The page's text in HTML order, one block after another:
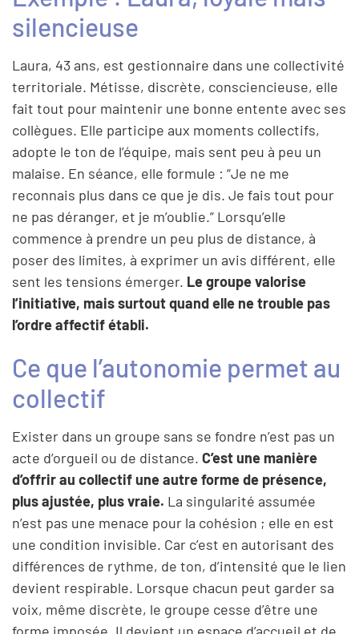
silencieuse
Laura, 43 ans, est gestionnaire dans une collectivité
territoriale. Métisse, discrète, consciencieuse, elle
fait tout pour maintenir une bonne entente avec ses
collègues. Elle participe aux moments collectifs,
adopte le ton de l’équipe, mais sent peu à peu un
malaise. En séance, elle formule : “Je ne me
reconnais plus dans ce que je dis. Je fais tout pour
ne pas déranger, et je m’oublie.” Lorsqu’elle
commence à prendre un peu plus de distance, à
poser des limites, à exprimer un avis différent, elle
sent les tensions émerger. Le groupe valorise
l’initiative, mais surtout quand elle ne trouble pas
l’ordre affectif établi.
Ce que l’autonomie permet au
collectif
Exister dans un groupe sans se fondre n’est pas un
acte d’orgueil ou de distance. C’est une manière
d’offrir au collectif une autre forme de présence,
plus ajustée, plus vraie. La singularité assumée
n’est pas une menace pour la cohésion ; elle en est
une condition invisible. Car c’est en autorisant des
différences de rythme, de ton, d’intensité que le lien
devient respirable. Lorsque chacun peut garder sa
voix, même discrète, le groupe cesse d’être une